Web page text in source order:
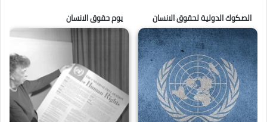
الصكوك الدولية لحقوق الانسان يوم حقوق الانسان